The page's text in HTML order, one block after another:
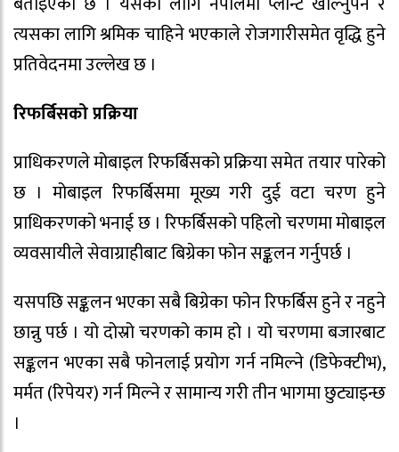
त्यसका लागि श्रमिक चाहिने भएकाले रोजगारीसमेत वृद्धि हुने
प्रतिवेदनमा उल्लेख छ ।
रिफर्बिसको प्रक्रिया
प्राधिकरणले मोबाइल रिफर्बिसको प्रक्रिया समेत तयार पारेको
छ । मोबाइल रिफर्बिसमा मूख्य गरी दुई वटा चरण हुने
प्राधिकरणको भनाई छ । रिफर्बिसको पहिलो चरणमा मोबाइल
व्यवसायीले सेवाग्राहीबाट बिग्रेका फोन सङ्कलन गर्नुपर्छ ।
यसपछि सङ्कलन भएका सबै बिग्रेका फोन रिफर्बिस हुने र नहुने
छान्नु पर्छ । यो दोस्रो चरणको काम हो । यो चरणमा बजारबाट
सङ्कलन भएका सबै फोनलाई प्रयोग गर्न नमिल्ने (डिफेक्टीभ),
मर्मत (रिपेयर) गर्न मिल्ने र सामान्य गरी तीन भागमा छुट्याइन्छ
।